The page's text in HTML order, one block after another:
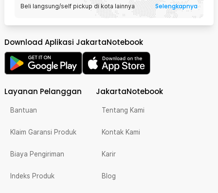
Beli langsung/self pickup di kota lainnya Selengkapnya
Download Aplikasi JakartaNotebook
Layanan Pelanggan
Bantuan
Klaim Garansi Produk
Biaya Pengiriman
Indeks Produk
JakartaNotebook
Tentang Kami
Kontak Kami
Karir
Blog